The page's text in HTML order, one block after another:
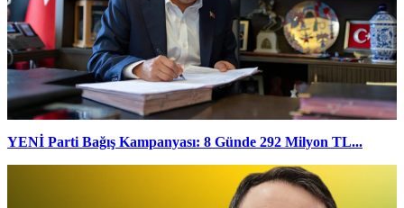
YENİ Parti Bağış Kampanyası: 8 Günde 292 Milyon TL...